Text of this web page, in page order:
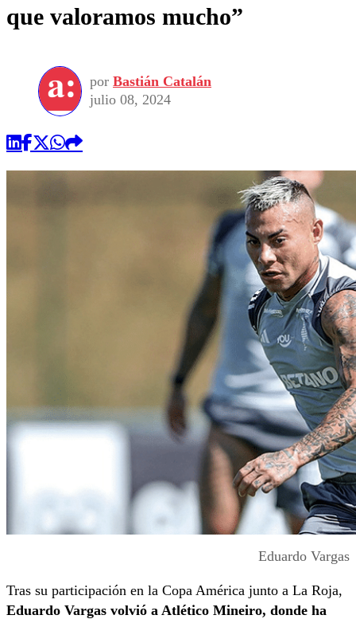
que valoramos mucho”
por Bastián Catalán
julio 08, 2024
Eduardo Vargas
Tras su participación en la Copa América junto a La Roja,
Eduardo Vargas volvió a Atlético Mineiro, donde ha